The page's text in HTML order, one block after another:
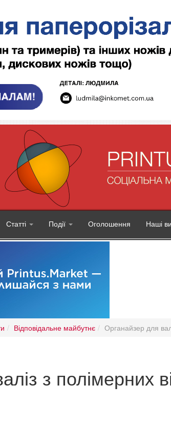
Статті Події Оголошення Наші
Відповідальне майбутнє Органайзер для
з полімерних